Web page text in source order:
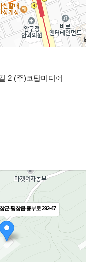
2 (주)코탑미디어
군 평창읍 종부로 292-47